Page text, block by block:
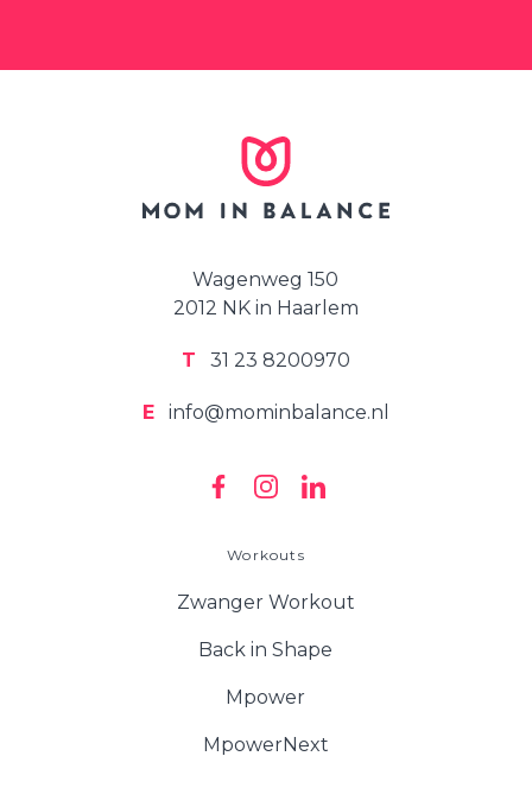
Wagenweg 150
2012 NK in Haarlem
T 31 23 8200970
E info@mominbalance.nl
Workouts
Zwanger Workout
Back in Shape
Mpower
MpowerNext